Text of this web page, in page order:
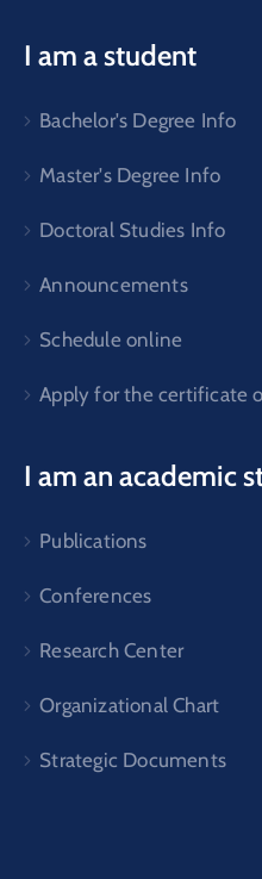
I am a student
Bachelor's Degree Info
Master's Degree Info
Doctoral Studies Info
Announcements
Schedule online
Apply for the certificate
I am an academic
Publications
Conferences
Research Center
Organizational Chart
Strategic Documents